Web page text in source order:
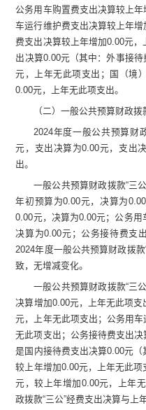
公务用车购置费支出决算较上年
车运行维护费支出决算较上年增
费支出决算较上年增加0.00元，
出决算0.00元（其中：外事接待
元，
上年无此项支出；国（境
0.00元，
上年无此项支出。
（二）一般公共预算财政拨
2024年度一般公共预算财
元 ，支出决算为0.00元，支出
出。
一般公共预算财政拨款“三公
年初预算为0.00元，决算为0.00
0.00元，决算为0.00元；公务用
决算为0.00元 ；公务接待费支出
2024年度一般公共预算财政拨款
致，无增减变化。
一般公共预算财政拨款“三公
决算增加0.00元， 上年无此项支
元， 上年无此项支出 ；公务用车
无此项支出 ；公务接待费支出决
是国内接待费支出决算0.00元（
较上年增加0.00元， 上年无此
元，较上年增加0.00元， 上年
政拨款“三公”经费支出决算与上